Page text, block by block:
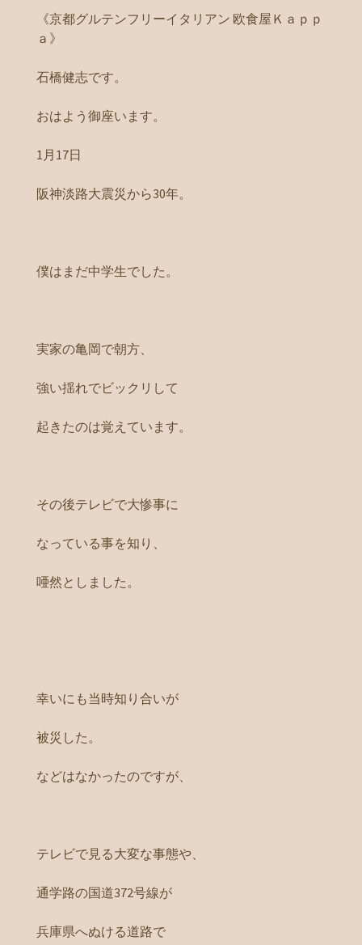
《京都グルテンフリーイタリアン 欧食屋Ｋａｐｐ
ａ》
石橋健志です。
おはよう御座います。
1月17日
阪神淡路大震災から30年。
僕はまだ中学生でした。
実家の亀岡で朝方、
強い揺れでビックリして
起きたのは覚えています。
その後テレビで大惨事に
なっている事を知り、
唖然としました。
幸いにも当時知り合いが
被災した。
などはなかったのですが、
テレビで見る大変な事態や、
通学路の国道372号線が
兵庫県へぬける道路で